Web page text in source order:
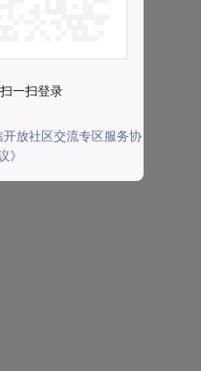
一扫登录
开放社区交流专区服务协
》